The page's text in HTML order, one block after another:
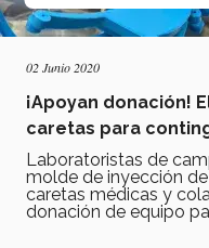
02 Junio 2020
¡Apoyan donación!
caretas para
Laboratoristas de
molde de inyección
caretas médicas y
donación de equipo